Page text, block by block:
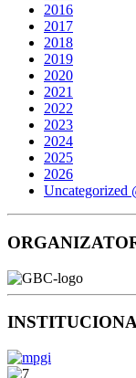
2016
2017
2018
2019
2020
2021
2022
2023
2024
2025
2026
Uncategorized